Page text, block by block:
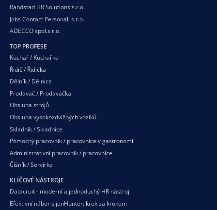
Randstad HR Solutions s.r.o.
Jobs Contact Personal, s.r.o.
ADECCO spol.s r.o.
TOP PROFESE
Kuchař / Kuchařka
Řidič / Řidička
Dělník / Dělnice
Prodavač / Prodavačka
Obsluha strojů
Obsluha vysokozdvižných vozíků
Skladník / Skladnice
Pomocný pracovník / pracovnice v gastronomii
Administrativní pracovník / pracovnice
Číšník / Servírka
KLÍČOVÉ NÁSTROJE
Datacruit - moderní a jednoduchý HR nástroj
Efektivní nábor s jenHunter: krok za krokem